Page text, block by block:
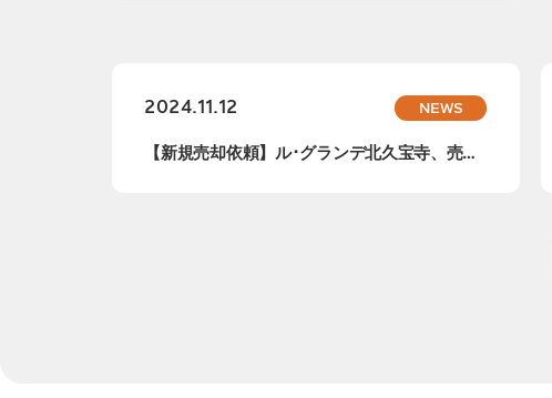
2024.11.12 NEWS
【新規売却依頼】ル･グランデ北久宝寺、売却